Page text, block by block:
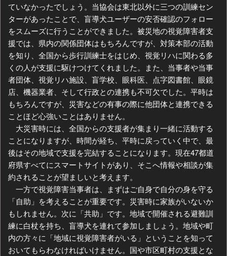
ていなかったでしょう。当協会は東北以外に三つの訓練セン
ターがあったことで、盲導犬ユーザーの安否確認のフォロー
をスムーズに行うことができました。被災地の視覚障害者支
援では、県内の関係団体はもちろんですが、対策本部の活動
を知り、全国から歩行訓練士をはじめ、視覚リハに関わる多
くの人が支援に駆けつけてくれました。また、当事者や当事
者団体、視覚リハ施設、盲学校、眼科医、点字図書館、眼鏡
店、機器業者、そして行政との連携も不可欠でした。平時は
もちろんですが、災害などの有事の際に他団体と連携できる
ことほど心強いことはありません。
大災害時には、全国からの支援者が集まり一緒に活動する
ことになりますが、時間が経ち、平時に戻っていく中で、最
後はその地域で支援を完結することになります。現在47都道
府県すべてにスマートサイトがあり、そこへ情報や相談が集
約されることが望ましいと考えます。
一方で視覚障害当事者は、まずはご自身で自分の身を守る
「自助」を考えることが重要です。災害時に家族がいないか
もしれません。次に「共助」です。地域で開催される避難訓
練に白杖を持ち、盲導犬を連れて参加しましょう。地域や町
内の方々に「地域に視覚障害者がいる」ということを知って
おいてもらわなければいけません。国や市区町村の支援とな